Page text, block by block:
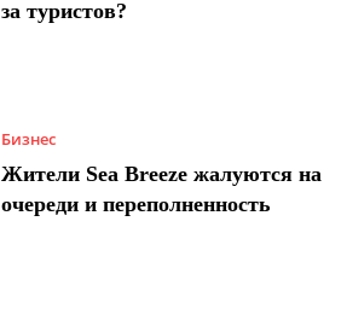
за туристов?
Бизнес
Жители Sea Breeze жалуются на
очереди и переполненность